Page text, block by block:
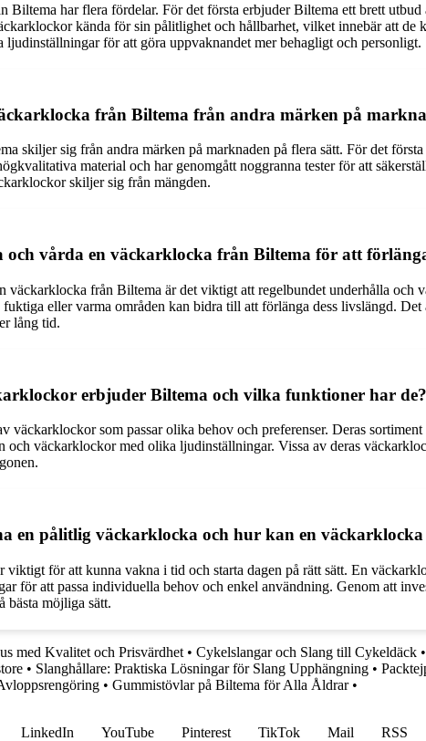
Biltema har flera fördelar. För det första erbjuder Biltema ett brett
kända för sin pålitlighet och hållbarhet, vilket innebär att
för att göra uppvaknandet mer behagligt och personligt.
från Biltema från andra märken på
skiljer sig från andra märken på marknaden på flera sätt. För det
material och har genomgått noggranna tester för att
skiljer sig från mängden.
vårda en väckarklocka från Biltema för att
väckarklocka från Biltema är det viktigt att regelbundet underhålla
eller varma områden kan bidra till att förlänga dess livslängd.
lång tid.
erbjuder Biltema och vilka funktioner har de?
väckarklockor som passar olika behov och preferenser. Deras
väckarklockor med olika ljudinställningar. Vissa av deras
en pålitlig väckarklocka och hur kan en
för att kunna vakna i tid och starta dagen på rätt sätt. En
för att passa individuella behov och enkel användning. Genom att
bästa möjliga sätt.
med Kvalitet och Prisvärdhet • Cykelslangar och Slang till Cykeldäck •
• Slanghållare: Praktiska Lösningar för Slang Upphängning •
• Gummistövlar på Biltema för Alla Åldrar•
LinkedIn YouTube Pinterest TikTok Mail
RSS